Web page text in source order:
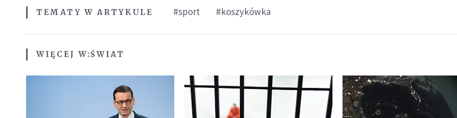
TEMATY W ARTYKULE #sport #koszykówka
WIĘCEJ W:ŚWIAT